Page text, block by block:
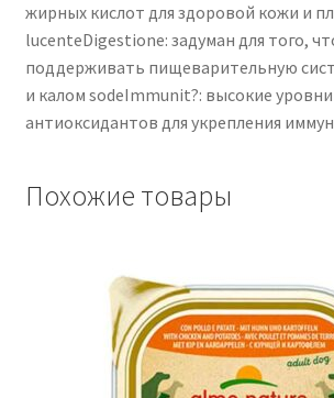
жирных кислот для здоровой кожи и
lucenteDigestione: задуман для того,
поддерживать пищеварительную
и калом sodeImmunit?: высокие уровни
антиоксидантов для укрепления
Похожие товары